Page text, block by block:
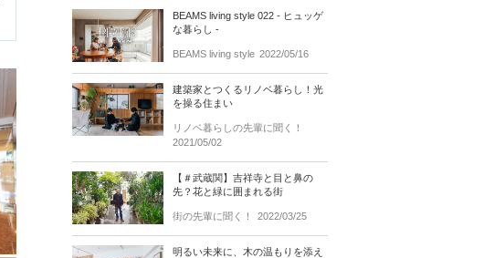
BEAMS living style 022 - ヒュッゲ
な暮らし -
BEAMS living style 2022/05/16
建築家とつくるリノベ暮らし！光
を操る住まい
リノベ暮らしの先輩に聞く！
2021/05/02
【＃武蔵関】吉祥寺と目と鼻の
先？花と緑に囲まれる街
街の先輩に聞く！ 2022/03/25
明るい未来に、木の温もりを添え